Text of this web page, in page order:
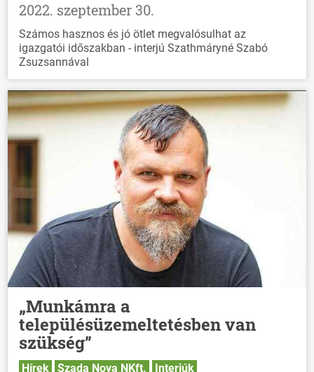
2022. szeptember 30.
Számos hasznos és jó ötlet megvalósulhat az
igazgatói időszakban - interjú Szathmáryné Szabó
Zsuzsannával
„Munkámra a
településüzemeltetésben van
szükség”
Hírek Szada Nova NKft. Interjúk